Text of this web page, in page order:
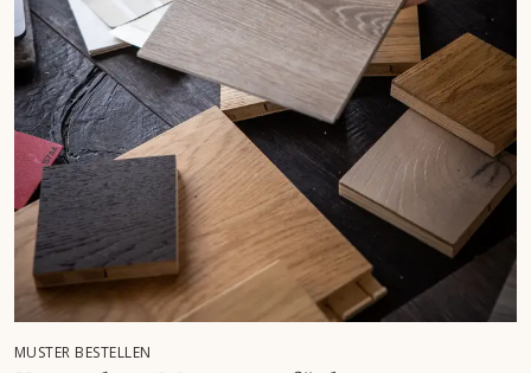
MUSTER BESTELLEN